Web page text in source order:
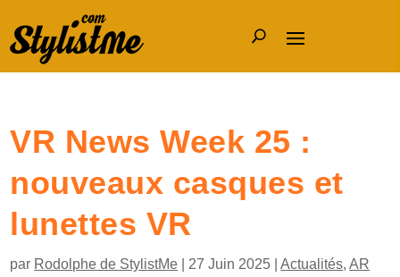
VR News Week 25 :
nouveaux casques et
lunettes VR
par Rodolphe de StylistMe 27 Juin 2025 |Actualités,AR